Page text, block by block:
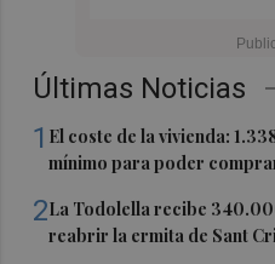
Últimas Noticias
1 El coste de la vivienda:
mínimo para poder
2La Todolella recibe
reabrir la ermita de Sant